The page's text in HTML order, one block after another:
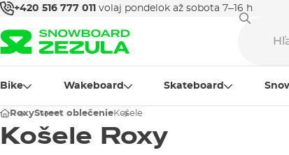
+420 516 777 011 volaj pondelok až sobota 7–16 h
Bike Wakeboard Skateboard
RoxyStreet oblečenieKošele
Košele Roxy